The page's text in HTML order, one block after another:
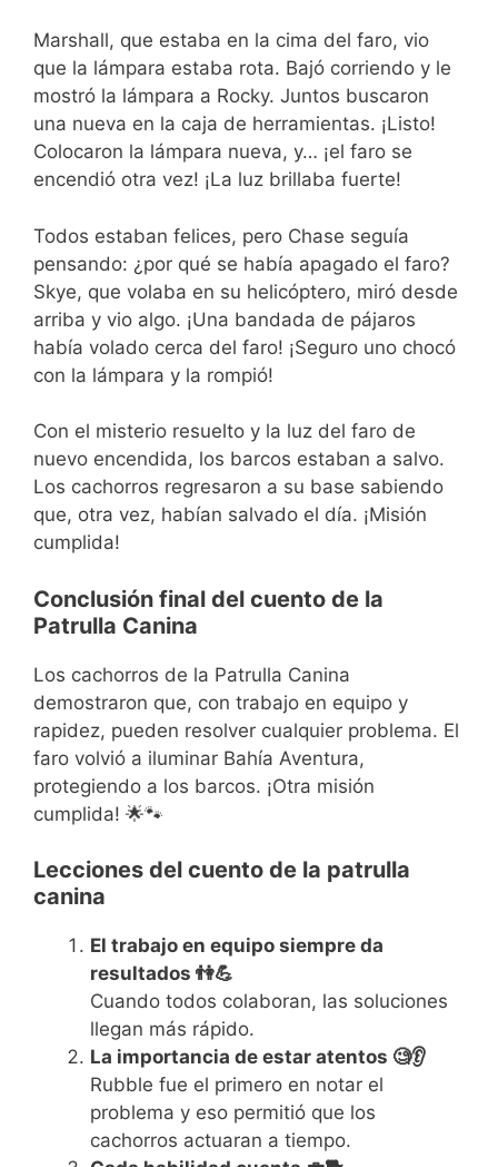
Marshall, que estaba en la cima del faro, vio
que la lámpara estaba rota. Bajó corriendo y le
mostró la lámpara a Rocky. Juntos buscaron
una nueva en la caja de herramientas. ¡Listo!
Colocaron la lámpara nueva, y… ¡el faro se
encendió otra vez! ¡La luz brillaba fuerte!
Todos estaban felices, pero Chase seguía
pensando: ¿por qué se había apagado el faro?
Skye, que volaba en su helicóptero, miró desde
arriba y vio algo. ¡Una bandada de pájaros
había volado cerca del faro! ¡Seguro uno chocó
con la lámpara y la rompió!
Con el misterio resuelto y la luz del faro de
nuevo encendida, los barcos estaban a salvo.
Los cachorros regresaron a su base sabiendo
que, otra vez, habían salvado el día. ¡Misión
cumplida!
Conclusión final del cuento de la
Patrulla Canina
Los cachorros de la Patrulla Canina
demostraron que, con trabajo en equipo y
rapidez, pueden resolver cualquier problema. El
faro volvió a iluminar Bahía Aventura,
protegiendo a los barcos. ¡Otra misión
cumplida! 🌟🐾
Lecciones del cuento de la patrulla
canina
El trabajo en equipo siempre da
resultados 👫💪
Cuando todos colaboran, las soluciones
llegan más rápido.
La importancia de estar atentos 🧐👂
Rubble fue el primero en notar el
problema y eso permitió que los
cachorros actuaran a tiempo.